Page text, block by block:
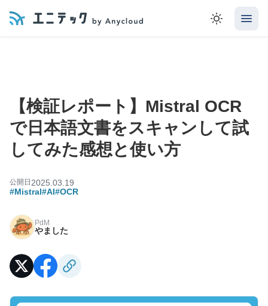
【検証レポート】Mistral OCR
で日本語文書をスキャンして試
してみた感想と使い方
公開日 2025.03.19
#Mistral#AI#OCR
PdM
やました